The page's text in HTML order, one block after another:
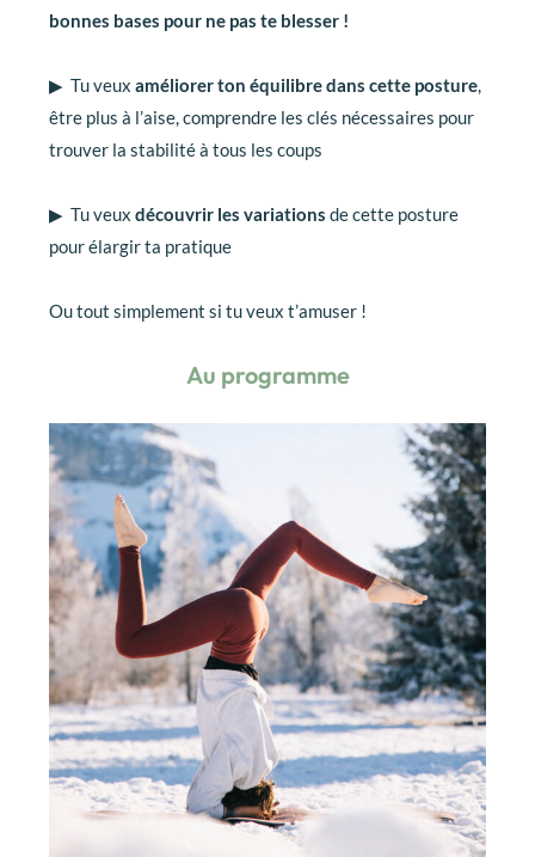
bonnes bases pour ne pas te blesser !
▶︎ Tu veuxaméliorer ton équilibre dans cette posture,
être plus à l’aise, comprendre les clés nécessaires pour
trouver la stabilité à tous les coups
▶︎ Tu veux découvrir les variationsde cette posture
pour élargir ta pratique
Ou tout simplement si tu veux t’amuser !
Au programme